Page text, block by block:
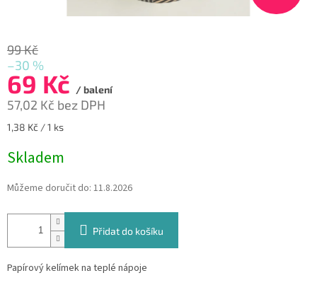
99 Kč
–30 %
69 Kč / balení
57,02 Kč bez DPH
Měrná
1,38 Kč / 1 ks
Skladem
Můžeme doručit do: 11.8.2026
Přidat do košíku
Papírový kelímek na teplé nápoje